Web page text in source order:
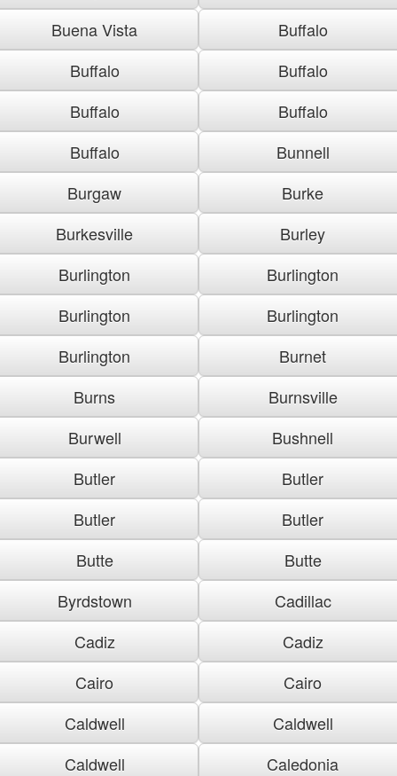
Buena Vista
Buffalo
Buffalo
Buffalo
Buffalo
Buffalo
Buffalo
Bunnell
Burgaw
Burke
Burkesville
Burley
Burlington
Burlington
Burlington
Burlington
Burlington
Burnet
Burns
Burnsville
Burwell
Bushnell
Butler
Butler
Butler
Butler
Butte
Butte
Byrdstown
Cadillac
Cadiz
Cadiz
Cairo
Cairo
Caldwell
Caldwell
Caldwell
Caledonia